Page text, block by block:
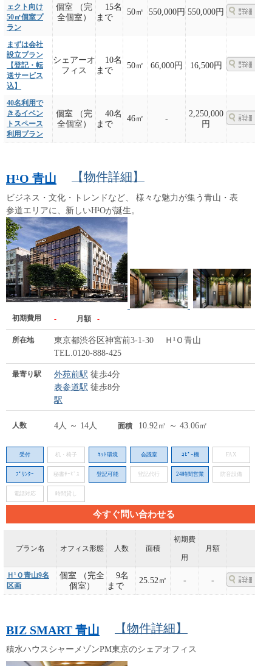
ェクト向け
50㎡個室プ
ラン
個室 （完
全個室）
15名
まで
50㎡ 550,000円 550,000円
まずは会社
設立プラン
【登記・転
送サービス
込】
シェアーオ
フィス
10名
まで
50㎡ 66,000円 16,500円
40名利用で
きるイベン
トスペース
利用プラン
個室 （完
全個室）
40名
まで
46㎡ -
2,250,000
円
H¹O 青山 【物件詳細】
ビジネス・文化・トレンドなど、 様々な魅力が集う青山・表
参道エリアに、新しいH¹Oが誕生。
初期費用 - 月額 -
所在地
東京都渋谷区神宮前3-1-30 Ｈ¹Ｏ青山
TEL.0120-888-425
最寄り駅 外苑前駅 徒歩4分
表参道駅 徒歩8分
駅
人数 4人 ～ 14人 面積 10.92㎡ ～ 43.06㎡
受付 机・椅子 ﾈｯﾄ環境 会議室 ｺﾋﾟｰ機 FAX
ﾌﾟﾘﾝﾀｰ 秘書ｻｰﾋﾞｽ 登記可能 登記代行 24時間営業 防音設備
電話対応 時間貸し
今すぐ問い合わせる
プラン名 オフィス形態 人数 面積
初期費
用
月額
Ｈ¹Ｏ青山9名
区画
個室 （完全
個室）
9名
まで
25.52㎡ - -
BIZ SMART 青山 【物件詳細】
積水ハウスシャーメゾンPM東京のシェアオフィス